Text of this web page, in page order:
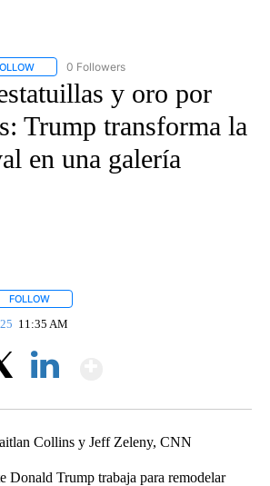
FOLLOW "CNN-SPANISH" TO RECEIVE
0 Followers
y oro por
Trump transforma la
en una galería
FOLLOW
11:35 AM
Collins y Jeff Zeleny, CNN
Donald Trump trabaja para remodelar